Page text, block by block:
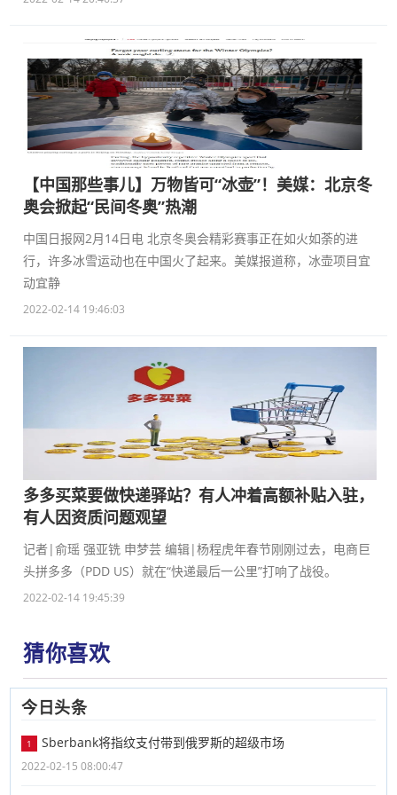
【中国那些事儿】万物皆可“冰壶”！美媒：北京冬
奥会掀起“民间冬奥”热潮
中国日报网2月14日电 北京冬奥会精彩赛事正在如火如荼的进
行，许多冰雪运动也在中国火了起来。美媒报道称，冰壶项目宜
动宜静
2022-02-14 19:46:03
多多买菜要做快递驿站？有人冲着高额补贴入驻，
有人因资质问题观望
记者|俞瑶 强亚铣 申梦芸 编辑|杨程虎年春节刚刚过去，电商巨
头拼多多（PDD US）就在“快递最后一公里”打响了战役。
2022-02-14 19:45:39
猜你喜欢
今日头条
1 Sberbank将指纹支付带到俄罗斯的超级市场
2022-02-15 08:00:47